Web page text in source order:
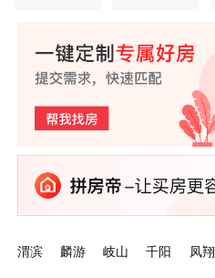
渭滨 麟游 岐山 千阳 凤翔